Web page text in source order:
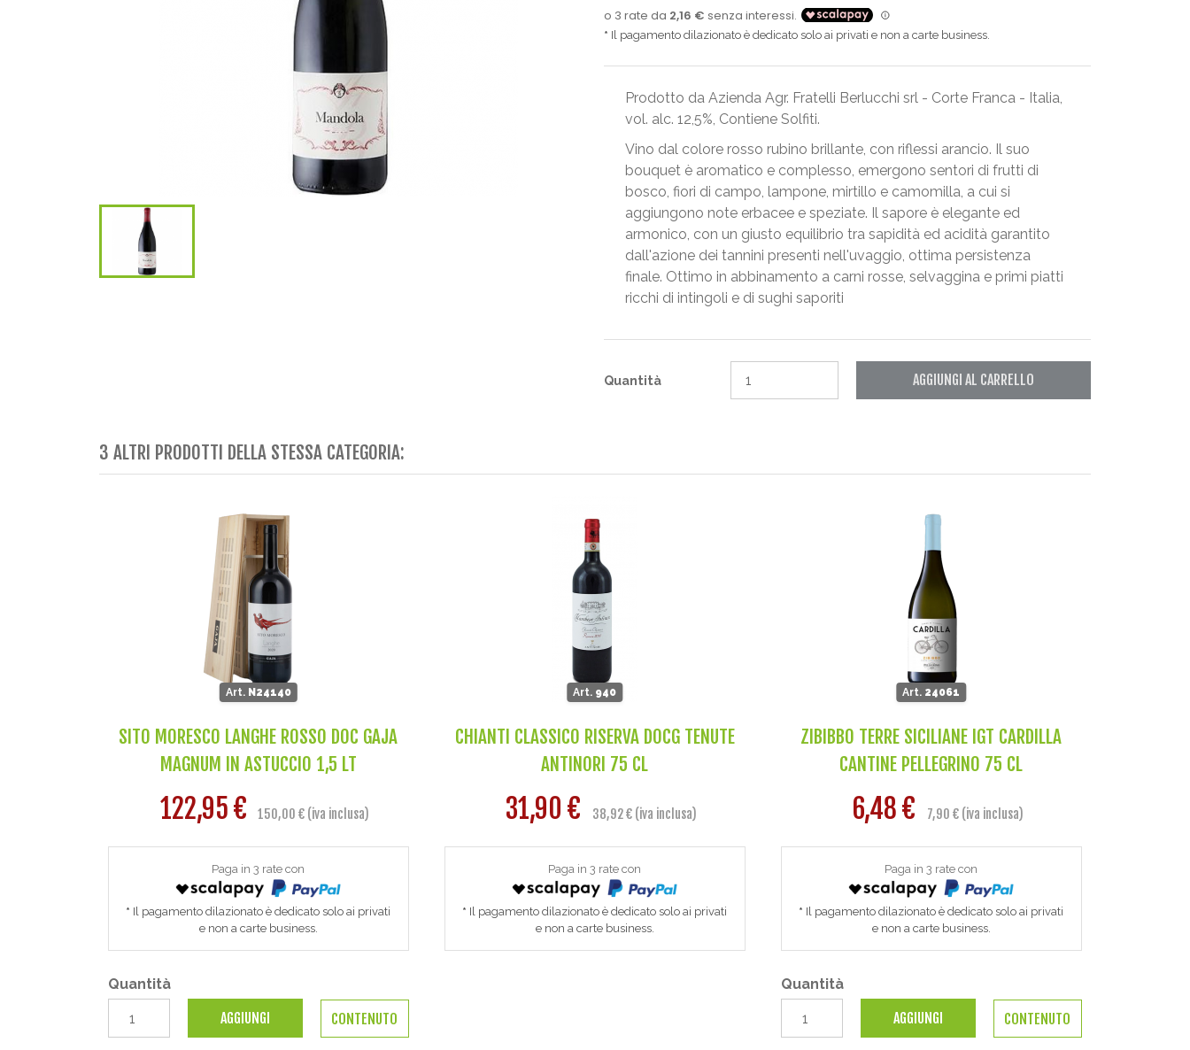
Il pagamento dilazionato è dedicato solo ai privati e non a carte business.
Prodotto da Azienda Agr. Fratelli Berlucchi srl - Corte Franca - Italia,
vol. alc. 12,5%, Contiene Solfiti.
Vino dal colore rosso rubino brillante, con riflessi arancio. Il suo
bouquet è aromatico e complesso, emergono sentori di frutti di
bosco, fiori di campo, lampone, mirtillo e camomilla, a cui si
aggiungono note erbacee e speziate. Il sapore è elegante ed
armonico, con un giusto equilibrio tra sapidità ed acidità garantito
dall'azione dei tannini presenti nell'uvaggio, ottima persistenza
finale. Ottimo in abbinamento a carni rosse, selvaggina e primi piatti
ricchi di intingoli e di sughi saporiti
Quantità AGGIUNGI AL CARRELLO
3 ALTRI PRODOTTI DELLA STESSA CATEGORIA:
Art. N24140
SITO MORESCO LANGHE ROSSO DOC GAJA
MAGNUM IN ASTUCCIO 1,5 LT
122,95 € 150,00 € (iva inclusa)
Paga in 3 rate con
Il pagamento dilazionato è dedicato solo ai privati
e non a carte business.
Quantità
AGGIUNGI CONTENUTO
Art. 940
CHIANTI CLASSICO RISERVA DOCG TENUTE
ANTINORI 75 CL
31,90 € 38,92 € (iva inclusa)
Paga in 3 rate con
Il pagamento dilazionato è dedicato solo ai privati
e non a carte business.
Art. 24061
ZIBIBBO TERRE SICILIANE IGT CARDILLA
CANTINE PELLEGRINO 75 CL
6,48 € 7,90 € (iva inclusa)
Paga in 3 rate con
Il pagamento dilazionato è dedicato solo ai privati
e non a carte business.
Quantità
AGGIUNGI CONTENUTO